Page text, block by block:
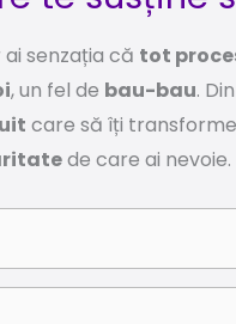
senzația că tot
, un fel de bau-bau.
care să îți
de care ai nevoie.